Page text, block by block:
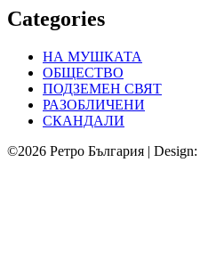
Categories
НА МУШКАТА
ОБЩЕСТВО
ПОДЗЕМЕН СВЯТ
РАЗОБЛИЧЕНИ
СКАНДАЛИ
©2026 Ретро България | Design: